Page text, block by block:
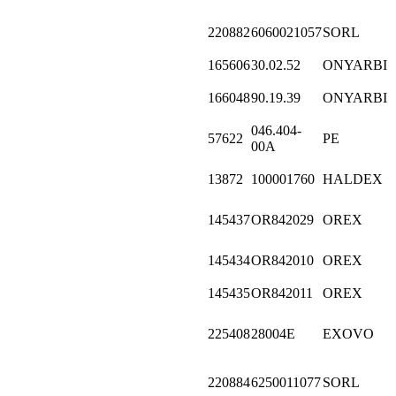
2208826060021057SORL
16560630.02.52 ONYARBI
16604890.19.39 ONYARBI
57622
046.404-
00A
PE
13872 100001760 HALDEX
145437OR842029 OREX
145434OR842010 OREX
145435OR842011 OREX
22540828004E EXOVO
2208846250011077SORL